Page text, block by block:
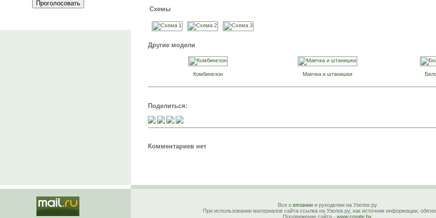
Схемы
Другие модели
Комбинезон Маечка и штанишки
Поделиться:
Комментариев нет
Все о вязаниии рукоделии на Узелок.ру
При использовании материалов сайта ссылка на Узелок.ру, как источник информации,
Продвижение сайта - www.create.by